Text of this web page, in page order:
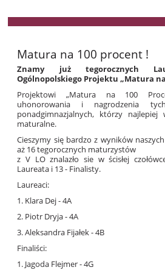
Matura na 100 procent !
Znamy już tegorocznych
Ogólnopolskiego Projektu „Matura
Projektowi „Matura na 100
uhonorowania i nagrodzenia
ponadgimnazjalnych, którzy
maturalne.
Cieszymy się bardzo z wyników
aż 16 tegorocznych maturzystów
z V LO znalazło sie w ścisłej
Laureata i 13 - Finalisty.
Laureaci:
1. Klara Dej - 4A
2. Piotr Dryja - 4A
3. Aleksandra Fijałek - 4B
Finaliści:
1. Jagoda Flejmer - 4G